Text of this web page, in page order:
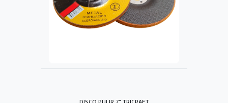
DISCO PULIR 7" TRICRAFT